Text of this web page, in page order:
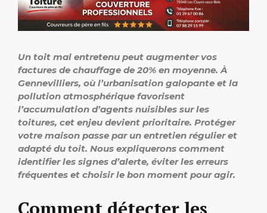
Un toit mal entretenu peut augmenter vos
factures de chauffage de 20% en moyenne. À
Gennevilliers, où l’urbanisation galopante et la
pollution atmosphérique favorisent
l’accumulation d’agents nuisibles sur les
toitures, cet enjeu devient prioritaire. Protéger
votre maison passe par un entretien régulier et
adapté du toit. Nous expliquerons comment
identifier les signes d’alerte, éviter les erreurs
fréquentes et choisir le bon moment pour agir.
Comment détecter les